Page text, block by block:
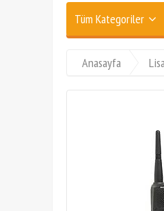
Tüm Kategoriler
Anasayfa